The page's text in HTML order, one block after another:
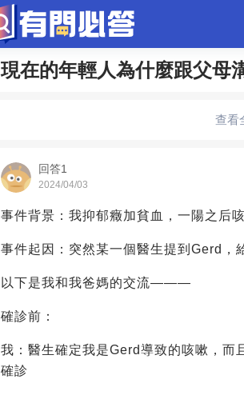
現在的年輕人為什麼跟父母
查看
回答1
2024/04/03
事件背景：我抑郁癥加貧血，一陽之后
事件起因：突然某一個醫生提到Gerd，
以下是我和我爸媽的交流———
確診前：
我：醫生確定我是Gerd導致的咳嗽，而
確診
問答
娛